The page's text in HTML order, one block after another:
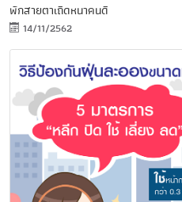
พักสายตาเถิดหนาคนดี
14/11/2562